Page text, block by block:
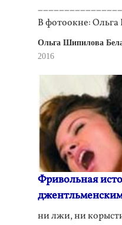
В фотоокне:
Ольга Шипилова
2016
Фривольная
ни лжи, ни